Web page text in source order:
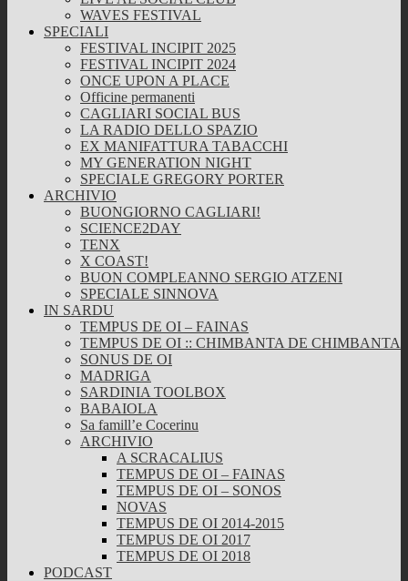
WAVES FESTIVAL
SPECIALI
FESTIVAL INCIPIT 2025
FESTIVAL INCIPIT 2024
ONCE UPON A PLACE
Officine permanenti
CAGLIARI SOCIAL BUS
LA RADIO DELLO SPAZIO
EX MANIFATTURA TABACCHI
MY GENERATION NIGHT
SPECIALE GREGORY PORTER
ARCHIVIO
BUONGIORNO CAGLIARI!
SCIENCE2DAY
TENX
X COAST!
BUON COMPLEANNO SERGIO ATZENI
SPECIALE SINNOVA
IN SARDU
TEMPUS DE OI – FAINAS
TEMPUS DE OI :: CHIMBANTA DE CHIMBANTA
SONUS DE OI
MADRIGA
SARDINIA TOOLBOX
BABAIOLA
Sa famill’e Cocerinu
ARCHIVIO
A SCRACALIUS
TEMPUS DE OI – FAINAS
TEMPUS DE OI – SONOS
NOVAS
TEMPUS DE OI 2014-2015
TEMPUS DE OI 2017
TEMPUS DE OI 2018
PODCAST